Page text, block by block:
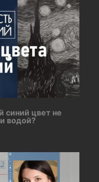
синий цвет не
водой?